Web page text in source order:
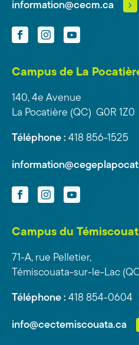
information@cecm.ca
FacebookInstagramYouTube
Campus de La
140, 4e Avenue
La Pocatière (QC) G0R 1Z0
Téléphone : 418 856-1525
FacebookInstagramYouTube
Campus du
71-A, rue Pelletier,
Témiscouata-sur-le-Lac
Téléphone : 418 854-0604
info@cectemiscouata.ca